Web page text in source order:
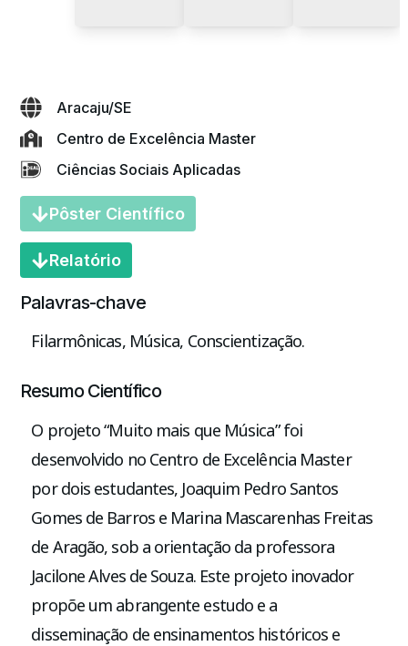
Aracaju/SE
Centro de Excelência Master
Ciências Sociais Aplicadas
Pôster Científico
Relatório
Palavras-chave
Filarmônicas, Música, Conscientização.
Resumo Científico
O projeto “Muito mais que Música” foi
desenvolvido no Centro de Excelência Master
por dois estudantes, Joaquim Pedro Santos
Gomes de Barros e Marina Mascarenhas Freitas
de Aragão, sob a orientação da professora
Jacilone Alves de Souza. Este projeto inovador
propõe um abrangente estudo e a
disseminação de ensinamentos históricos e